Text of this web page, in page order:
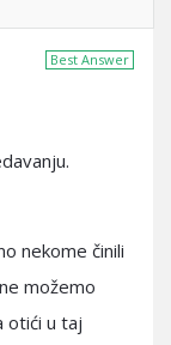
Best Answer
nekome činili
možemo
otići u taj